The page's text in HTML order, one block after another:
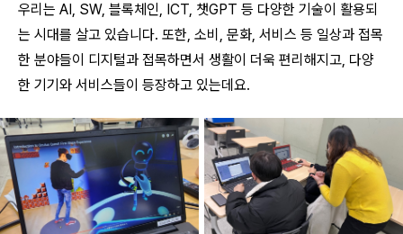
우리는 AI, SW, 블록체인, ICT, 챗GPT 등 다양한 기술이 활용되
는 시대를 살고 있습니다. 또한, 소비, 문화, 서비스 등 일상과 접목
한 분야들이 디지털과 접목하면서 생활이 더욱 편리해지고, 다양
한 기기와 서비스들이 등장하고 있는데요.